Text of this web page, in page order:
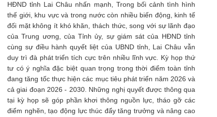
HĐNDtỉnh Lai Châu nhấn mạnh, Trong bối cảnh tình hình
thế giới, khu vực và trong nước còn nhiều biến động, kinh tế
đối mặt không ít khó khăn, thách thức, song với sự lãnh đạo
của Trung ương, của Tỉnh ủy, sự giám sát của HĐND tỉnh
cùng sự điều hành quyết liệt của UBND tỉnh, Lai Châu vẫn
duy trì đà phát triển tích cực trên nhiều lĩnh vực. Kỳ họp thứ
tư có ý nghĩa đặc biệt quan trọng trong thời điểm toàn tỉnh
đang tăng tốc thực hiện các mục tiêu phát triển năm 2026 và
cả giai đoạn 2026 - 2030. Những nghị quyết được thông qua
tại kỳ họp sẽ góp phần khơi thông nguồn lực, tháo gỡ các
điểm nghẽn, tạo động lực thúc đẩy tăng trưởng và nâng cao